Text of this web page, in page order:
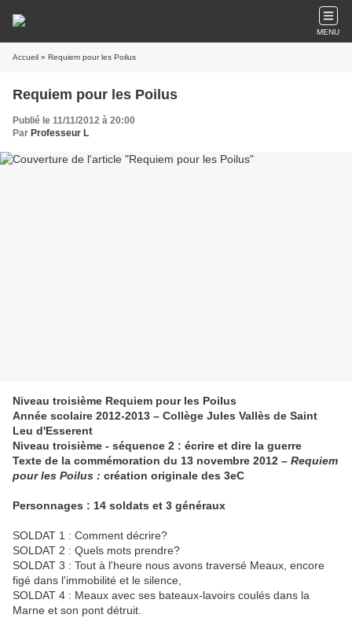
MENU
Accueil » Requiem pour les Poilus
Requiem pour les Poilus
Publié le 11/11/2012 à 20:00
Par Professeur L
Niveau troisième Requiem pour les Poilus
Année scolaire 2012-2013 – Collège Jules Vallès de Saint
Leu d'Esserent
Niveau troisième - séquence 2 : écrire et dire la guerre
Texte de la commémoration du 13 novembre 2012 – Requiem
pour les Poilus : création originale des 3eC
Personnages : 14 soldats et 3 généraux
SOLDAT 1 : Comment décrire?
SOLDAT 2 : Quels mots prendre?
SOLDAT 3 : Tout à l'heure nous avons traversé Meaux, encore
figé dans l'immobilité et le silence,
SOLDAT 4 : Meaux avec ses bateaux-lavoirs coulés dans la
Marne et son pont détruit.